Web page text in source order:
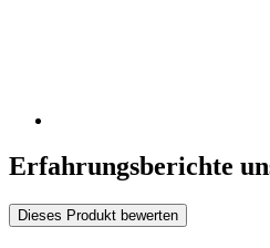
Erfahrungsberichte
Dieses Produkt bewerten